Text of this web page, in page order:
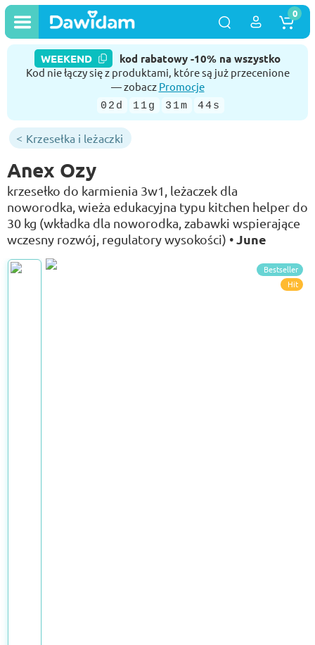
WEEKEND kod rabatowy -10% na wszystko
Kod nie łączy się z produktami, które są już przecenione
— zobacz Promocje
02d 11g 31m 43s
0
Krzesełka i leżaczki
Anex Ozy
krzesełko do karmienia 3w1, leżaczek dla
noworodka, wieża edukacyjna typu kitchen helper do
30 kg (wkładka dla noworodka, zabawki wspierające
wczesny rozwój, regulatory wysokości) •June
Bestseller
Hit